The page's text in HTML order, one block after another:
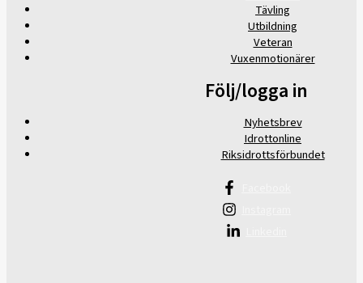
Tävling
Utbildning
Veteran
Vuxenmotionärer
Följ/logga in
Nyhetsbrev
Idrottonline
Riksidrottsförbundet